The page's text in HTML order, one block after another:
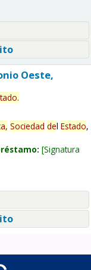
Oeste,
.
Sociedad del Estado,
Signatura